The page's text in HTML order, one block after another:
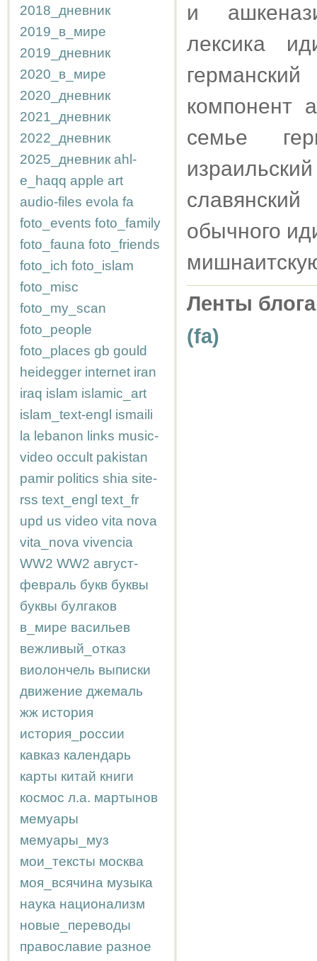
2018_дневник
2019_в_мире
2019_дневник
2020_в_мире
2020_дневник
2021_дневник
2022_дневник
2025_дневник ahl-
e_haqq apple art
audio-files evola fa
foto_events foto_family
foto_fauna foto_friends
foto_ich foto_islam
foto_misc
foto_my_scan
foto_people
foto_places gb gould
heidegger internet iran
iraq islam islamic_art
islam_text-engl ismaili
la lebanon links music-
video occult pakistan
pamir politics shia site-
rss text_engl text_fr
upd us video vita nova
vita_nova vivencia
WW2 WW2 август-
февраль букв буквы
буквы булгаков
в_мире васильев
вежливый_отказ
виолончель выписки
движение джемаль
жж история
история_россии
кавказ календарь
карты китай книги
космос л.а. мартынов
мемуары
мемуары_муз
мои_тексты москва
моя_всячина музыка
наука национализм
новые_переводы
православие разное
и
лексика
компонент
семье
обычного
Ленты
(fa)